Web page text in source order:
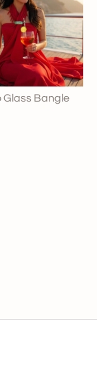
Glass Bangle